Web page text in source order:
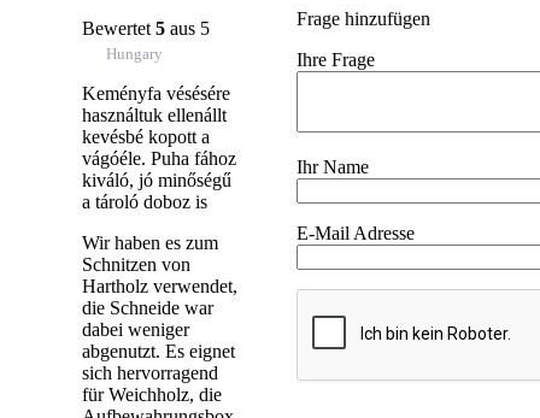
Bewertet 5 aus 5
Hungary
Keményfa vésésére
használtuk ellenállt
kevésbé kopott a
vágóéle. Puha fához
kiváló, jó minőségű
a tároló doboz is
Wir haben es zum
Schnitzen von
Hartholz verwendet,
die Schneide war
dabei weniger
abgenutzt. Es eignet
sich hervorragend
für Weichholz, die
Frage hinzufügen
Ihre Frage
Ihr Name
E-Mail Adresse